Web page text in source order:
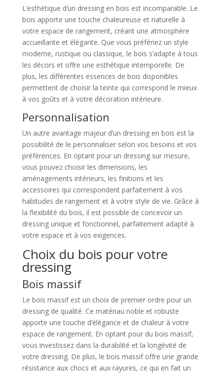
L’esthétique d’un dressing en bois est incomparable. Le
bois apporte une touche chaleureuse et naturelle à
votre espace de rangement, créant une atmosphère
accueillante et élégante. Que vous préfériez un style
moderne, rustique ou classique, le bois s’adapte à tous
les décors et offre une esthétique intemporelle. De
plus, les différentes essences de bois disponibles
permettent de choisir la teinte qui correspond le mieux
à vos goûts et à votre décoration intérieure.
Personnalisation
Un autre avantage majeur d’un dressing en bois est la
possibilité de le personnaliser selon vos besoins et vos
préférences. En optant pour un dressing sur mesure,
vous pouvez choisir les dimensions, les
aménagements intérieurs, les finitions et les
accessoires qui correspondent parfaitement à vos
habitudes de rangement et à votre style de vie. Grâce à
la flexibilité du bois, il est possible de concevoir un
dressing unique et fonctionnel, parfaitement adapté à
votre espace et à vos exigences.
Choix du bois pour votre
dressing
Bois massif
Le bois massif est un choix de premier ordre pour un
dressing de qualité. Ce matériau noble et robuste
apporte une touche d’élégance et de chaleur à votre
espace de rangement. En optant pour du bois massif,
vous investissez dans la durabilité et la longévité de
votre dressing. De plus, le bois massif offre une grande
résistance aux chocs et aux rayures, ce qui en fait un